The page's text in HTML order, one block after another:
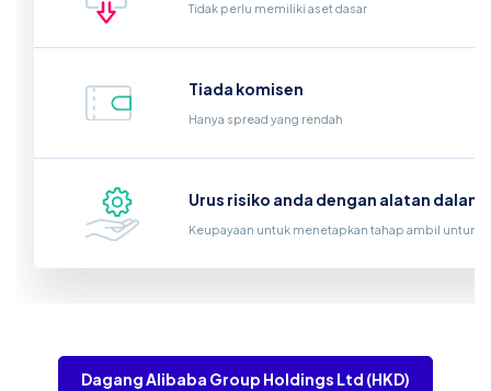
Tidak perlu memiliki aset dasar
Tiada komisen
Hanya spread yang rendah
Urus risiko anda dengan alatan
Keupayaan untuk menetapkan tahap ambil untung
Dagang Alibaba Group Holdings Ltd (HKD)